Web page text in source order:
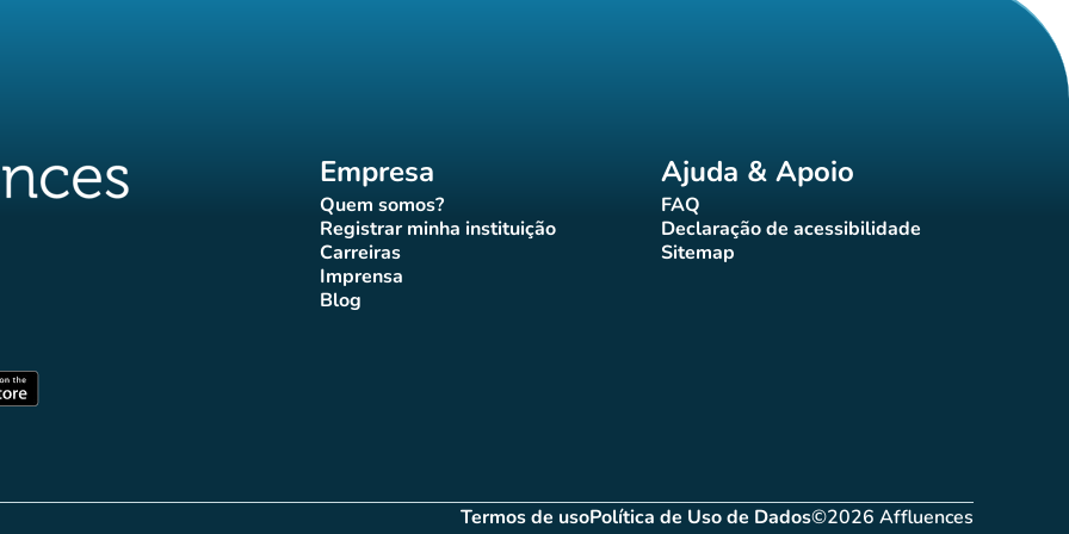
separador)
Empresa
Quem somos?(novo separador)
Registrar minha instituição
(novo separador)
Carreiras(novo separador)
Imprensa(novo separador)
Blog(novo separador)
Ajuda & Apoio
FAQ(novo separador)
Declaração de acessibilidade
(novo separador)
Sitemap(novo separador)
Termos de uso(novo separador)
Política de Uso de Dados
(novo separador)©2026 Affluences